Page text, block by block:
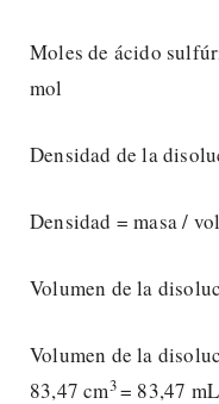
Moles de ácido
mol
Densidad de la
Densidad = masa /
Volumen de la
Volumen de la
83,47 cm3= 83,47